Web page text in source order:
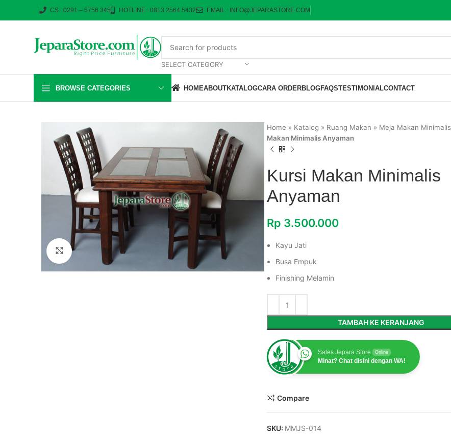
CS : 0291 – 5756 345 HOTLINE : 0813 2564 5432 EMAIL : INFO@JEPARASTORE.COM
SELECT CATEGORY
BROWSE CATEGORIES HOMEABOUTKATALOGCARA ORDERBLOGFAQSTESTIMONIALCONTACT
Click to enlarge
Home » Katalog » Ruang Makan » Meja Makan Minimalis
Makan Minimalis Anyaman
Kursi Makan Minimalis
Anyaman
Rp 3.500.000
Kayu Jati
Busa Empuk
Finishing Melamin
TAMBAH KE KERANJANG
Sales Jepara Store Online
Minat? Chat disini dengan WA!
Compare
SKU: MMJS-014